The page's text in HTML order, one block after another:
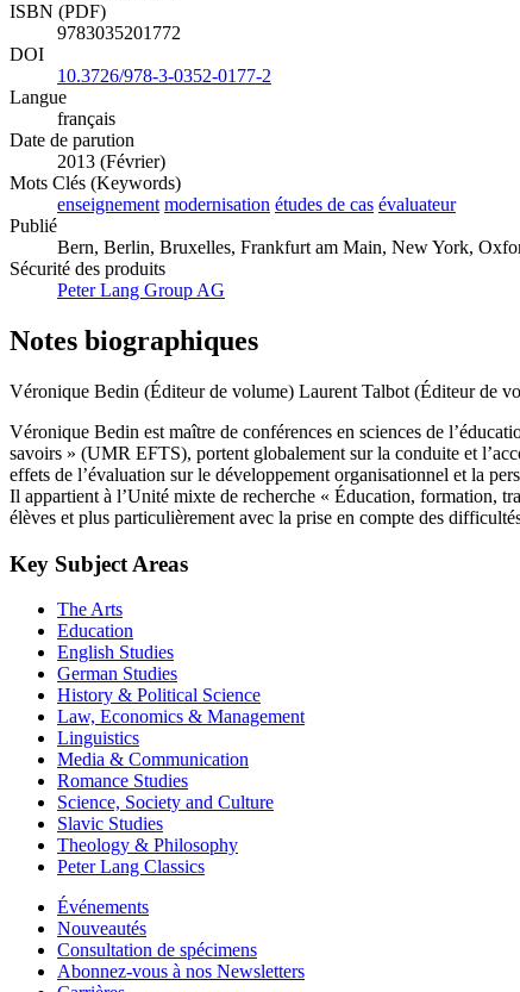
ISBN (PDF)
9783035201772
DOI
10.3726/978-3-0352-0177-2
Langue
français
Date de parution
2013 (Février)
Mots Clés (Keywords)
enseignement modernisation études de cas évaluateur
Publié
Bern, Berlin, Bruxelles, Frankfurt am Main, New York,
Sécurité des produits
Peter Lang Group AG
Notes biographiques
Véronique Bedin (Éditeur de volume) Laurent Talbot (Éditeur de
Véronique Bedin est maître de conférences en sciences de
savoirs » (UMR EFTS), portent globalement sur la conduite et
effets de l’évaluation sur le développement organisationnel et la
Il appartient à l’Unité mixte de recherche « Éducation, formation,
élèves et plus particulièrement avec la prise en compte des
Key Subject Areas
The Arts
Education
English Studies
German Studies
History & Political Science
Law, Economics & Management
Linguistics
Media & Communication
Romance Studies
Science, Society and Culture
Slavic Studies
Theology & Philosophy
Peter Lang Classics
Événements
Nouveautés
Consultation de spécimens
Abonnez-vous à nos Newsletters